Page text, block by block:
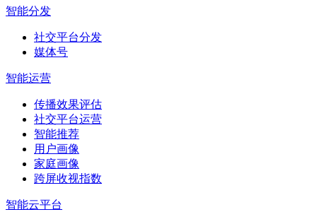
智能分发
社交平台分发
媒体号
智能运营
传播效果评估
社交平台运营
智能推荐
用户画像
家庭画像
跨屏收视指数
智能云平台